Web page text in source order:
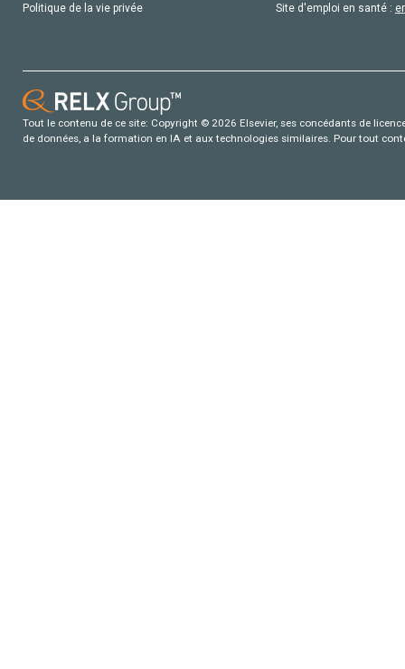
Politique de la vie privée
Site d'emploi en santé :
Tout le contenu de ce site: Copyright © 2026 Elsevier, ses concédants de
de données, a la formation en IA et aux technologies similaires. Pour tout